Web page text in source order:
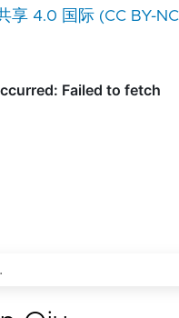
享 4.0 国际 (CC BY-